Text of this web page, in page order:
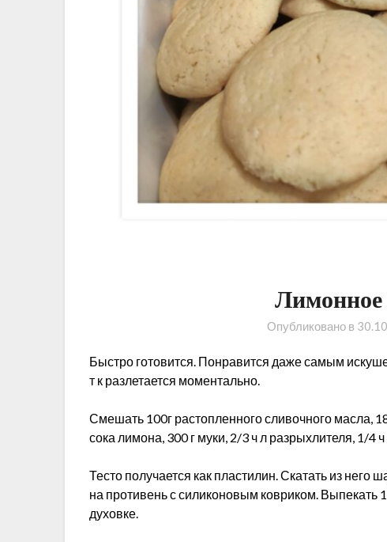
Лимонное
Опубликовано в
Быстро готовится. Понравится даже самым
т к разлетается моментально.
Смешать 100г растопленного сливочного масла,
сока лимона, 300 г муки, 2/3 ч л разрыхлителя, 1/4
Тесто получается как пластилин. Скатать из
на противень с силиконовым ковриком. Выпекать
духовке.